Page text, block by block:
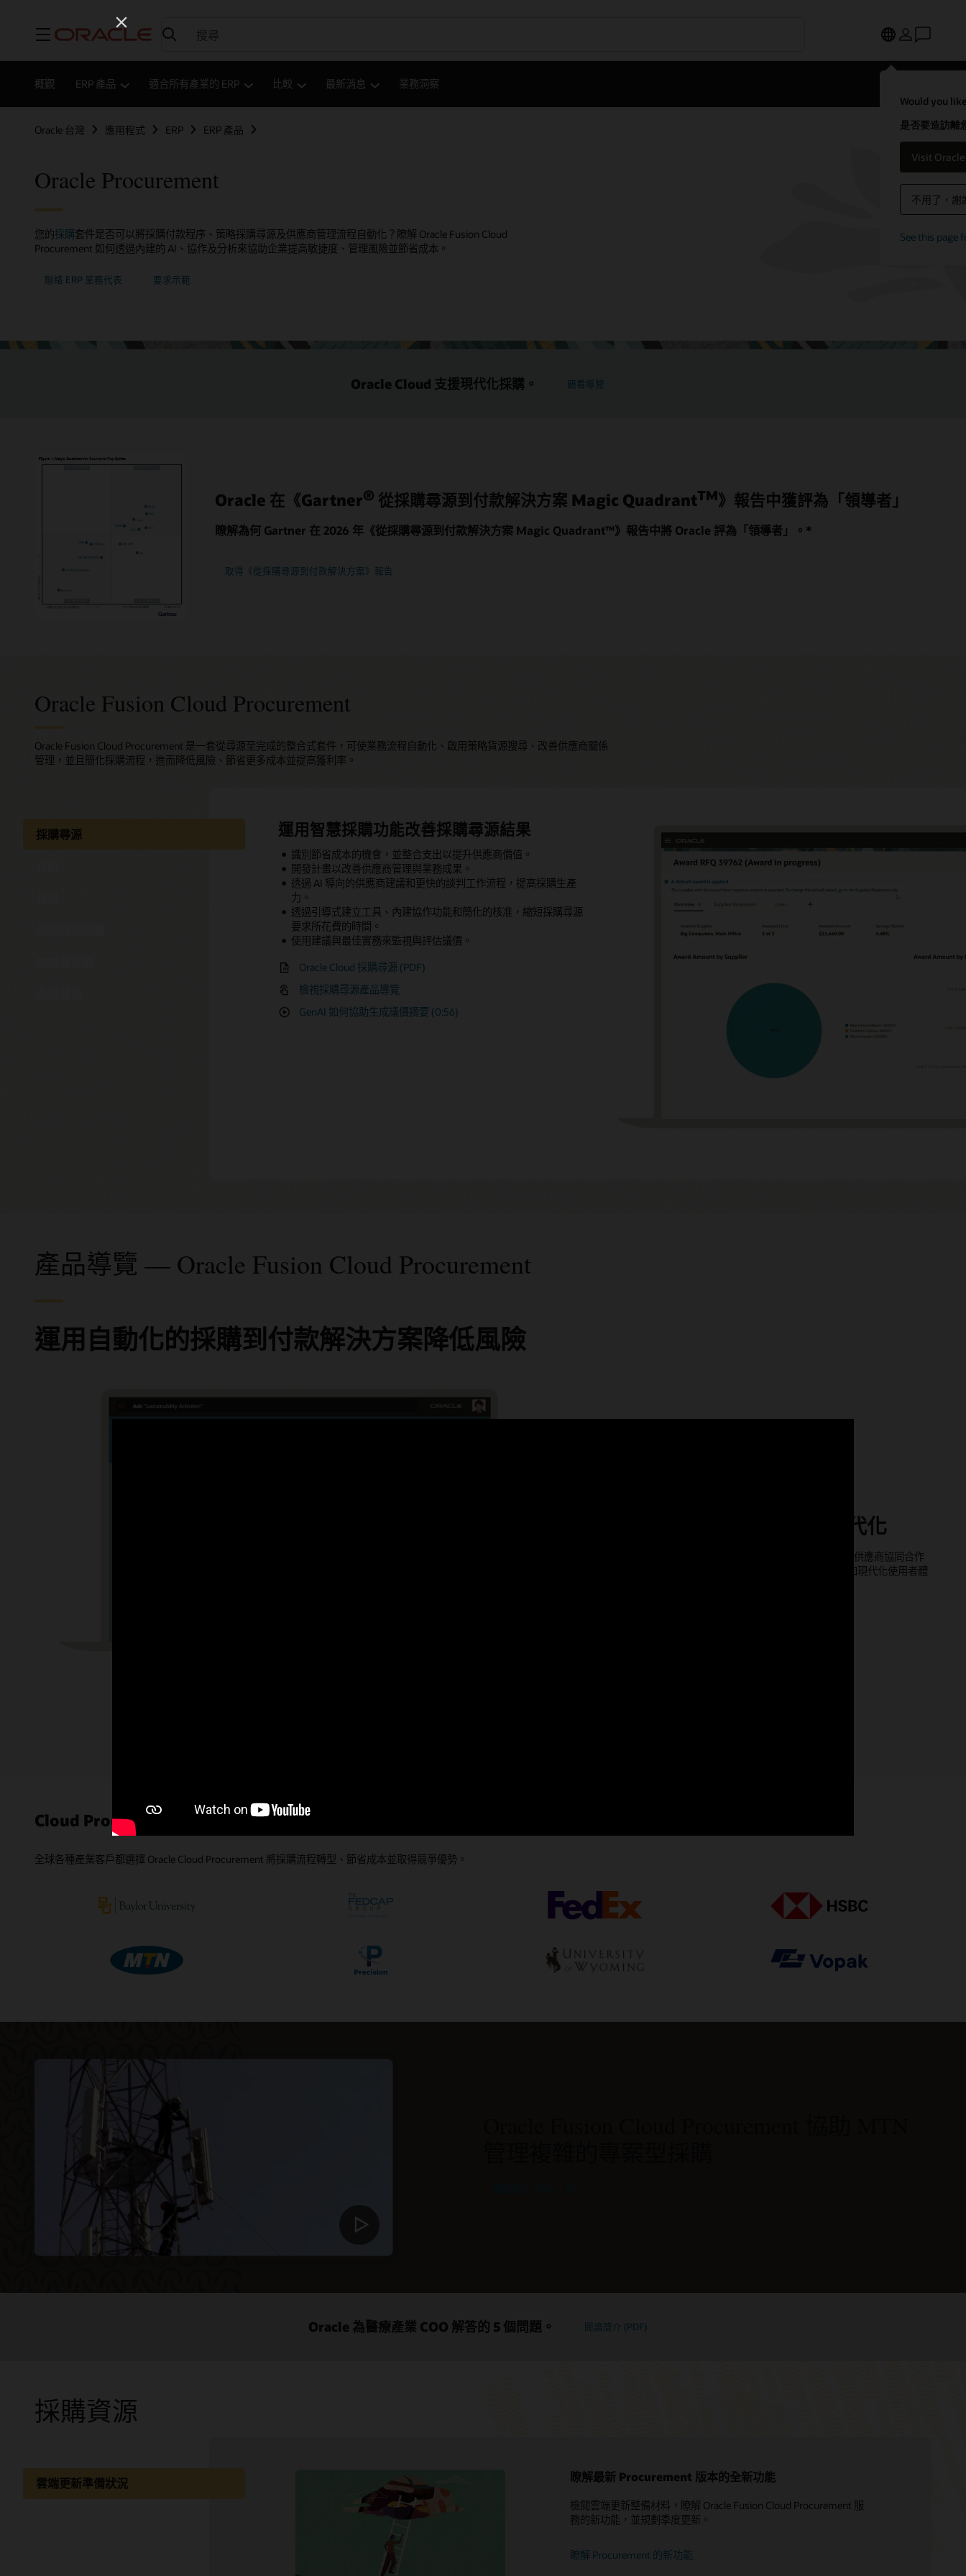
功能表
Would you
是否要造訪離
Visit
不用了，謝
See this page
概觀 ERP 產品 適合所有產業的 ERP 比較 最新消息 業務洞察
Oracle 台灣 應用程式 ERP ERP 產品
Oracle Procurement
您的採購套件是否可以將採購付款程序、策略採購尋源及供應商管理流程自動化？瞭解 Oracle Fusion Cloud
Procurement 如何透過內建的 AI、協作及分析來協助企業提高敏捷度、管理風險並節省成本。
聯絡 ERP 業務代表 要求示範
Oracle Cloud 支援現代化採購。 觀看導覽
Oracle 在《Gartner® 從採購尋源到付款解決方案 Magic QuadrantTM》報告中獲評為「領導者」
瞭解為何 Gartner 在 2026 年《從採購尋源到付款解決方案 Magic Quadrant™》報告中將 Oracle 評為「領導者」。*
取得《從採購尋源到付款解決方案》報告
Oracle Fusion Cloud Procurement
Oracle Fusion Cloud Procurement 是一套從尋源至完成的整合式套件，可使業務流程自動化、啟用策略貨源搜尋、改善供應商關係
管理，並且簡化採購流程，進而降低風險、節省更多成本並提高獲利率。
採購尋源 運用智慧採購功能改善採購尋源結果
識別節省成本的機會，並整合支出以提升供應商價值。
開發計畫以改善供應商管理與業務成果。
透過 AI 導向的供應商建議和更快的談判工作流程，提高採購生產
力。
透過引導式建立工具、內建協作功能和簡化的核准，縮短採購尋源
要求所花費的時間。
使用建議與最佳實務來監視與評估議價。
Oracle Cloud 採購尋源 (PDF)
檢視採購尋源產品導覽
GenAI 如何協助生成議價摘要 (0:56)
運用智慧自動化建立和管理合規的合約
使用引導式撰寫、範本和整合式協作工具，加快合約草擬和協商速
度。
讓業務使用者管理合約，同時遵守公司與法律標準。
透過自動化核准、稽核軌跡及安全電子簽名，簡化合約議價。
集中管理可搜尋儲存庫中的供應商合約，以檢視義務與風險。
取得即將到期合約和修訂的主動警示，以支援合規性和供應商績
效。
Oracle Cloud 採購合約 (PDF)
五分鐘加強現代採購 (PDF)
支援策略性採購與支出控制
簡化和自動化採購到付款的流程。
遵守採購政策和協商條款。
從供應商協議自動套用議價訂價。
透過簡化的採購和支出管理來節省成本。
改善與供應商的合作與效率。
Oracle Cloud 採購合約 (PDF)
五分鐘加強現代採購 (PDF)
改善自助服務採購體驗
透過容易操作的自助服務採購體驗提高採用率。
透過自動化工作流程維護合約和政策合規性。
將採購引導至已核准的供應商與議價訂價。
啟用強大的搜尋和目錄管理，以簡化採購流程。
改善供應商協作，以減少錯誤並加速問題解決。
管理整個供應商生態系統的關係和風險
提供供應商自助服務入口網站以進行協同合作、入職和交易處理。
集中管理供應商資料，包括認證和財務指標。
使用計分卡、評估和獎勵來追蹤和改善供應商績效。
透過結構化評估功能來評估供應商風險屬性，以減少中斷情況。
監控並降低供應商在財務、合規性、環境、社會、治理和網路安全
方面的風險。
Oracle Cloud 供應商入口網站 (PDF)
使用 AI 簡化供應商管理 (02:15)
透過可付諸行動的互連洞察力支援永續發展
目標
追蹤整個供應鏈的永續發展影響。
計算和報告溫室氣體排放量，以滿足監管和利害關係人的要求。
擷取和使用 Oracle Fusion Cloud ERP 中的供應商、項目和發票資
料，以獲得準確的排放報告。
使用應付帳款發票監控燃料、能源、水和廢棄物的消耗。
直接在 Oracle Fusion Cloud ERP 中啟用永續發展影響報告功能。
如何設定 Fusion Cloud ERP 以擷取環境資料
產品導覽 — Oracle Fusion Cloud Procurement
運用自動化的採購到付款解決方案降低風險
使用 Oracle 實現採購現代化
Oracle 提供的端對端採購解決方案旨在簡化採購、供應商協同合作
和議價流程。Oracle Procurement 透過整合式 AI 和現代化使用者體
Cloud Procurement 客戶成功案例
全球各種產業客戶都選擇 Oracle Cloud Procurement 將採購流程轉型、節省成本並取得競爭優勢。
Oracle 為醫療產業 COO 解答的 5 個問題。 閱讀簡介 (PDF)
採購資源
雲端更新準備狀況 瞭解最新 Procurement 版本的全新功能
檢閱雲端更新整備材料，瞭解 Oracle Fusion Cloud Procurement 服
務的新功能，並規劃季度更新。
瞭解 Procurement 的新功能
Cloud ERP 培訓和認證
My Oracle Support
升級騰飛，使用雲端遷移服務